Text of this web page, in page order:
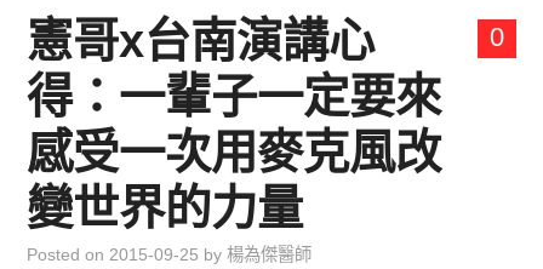
育兒知識集
環遊世界行
直上雲霄去
我思故我在
0
憲哥x台南演講心
得：一輩子一定要來
感受一次用麥克風改
變世界的力量
Posted on 2015-09-25 by楊為傑醫師